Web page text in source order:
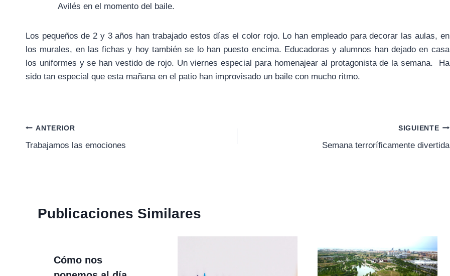
Avilés en el momento del baile.
Los pequeños de 2 y 3 años han trabajado estos días el color rojo. Lo han empleado para decorar las aulas, en
los murales, en las fichas y hoy también se lo han puesto encima. Educadoras y alumnos han dejado en casa
los uniformes y se han vestido de rojo. Un viernes especial para homenajear al protagonista de la semana. Ha
sido tan especial que esta mañana en el patio han improvisado un baile con mucho ritmo.
Navegación
de
ANTERIOR
Trabajamos las emociones
SIGUIENTE
Semana terroríficamente divertida
Publicaciones Similares
Cómo nos